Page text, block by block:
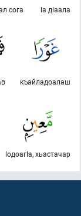
lа дlаала
сога
къайладоалаш
lодоагlа, хьастачар